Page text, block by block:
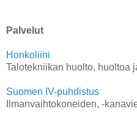
Palvelut
Honkoliini
Talotekniikan huolto, huoltoa
Suomen IV-puhdistus
Ilmanvaihtokoneiden, -